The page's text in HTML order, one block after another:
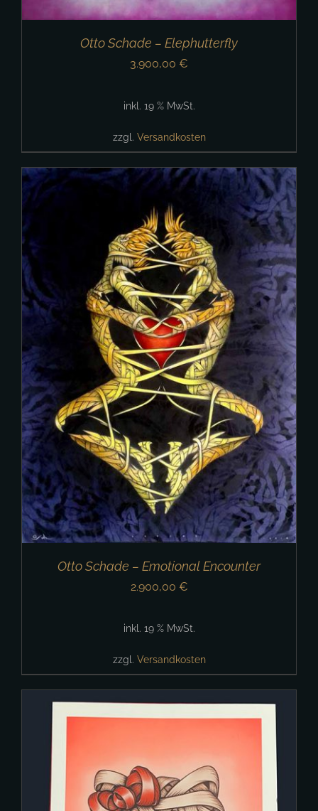
Otto Schade – Elephutterfly
3.900,00 €
inkl. 19 % MwSt.
zzgl. Versandkosten
Otto Schade – Emotional Encounter
2.900,00 €
inkl. 19 % MwSt.
zzgl. Versandkosten